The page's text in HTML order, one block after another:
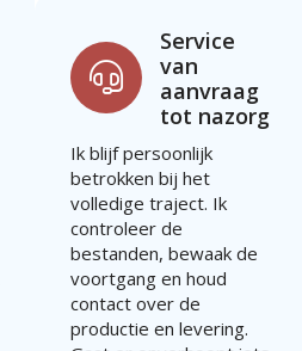
Service
van
aanvraag
tot nazorg
Ik blijf persoonlijk
betrokken bij het
volledige traject. Ik
controleer de
bestanden, bewaak de
voortgang en houd
contact over de
productie en levering.